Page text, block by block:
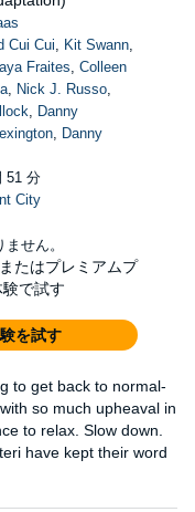
Cui Cui, Kit Swann,
Fraites, Colleen
, Nick J. Russo,
, Danny
, Danny
51 分
City
せん。
たはプレミアムプ
で試す
を試す
to get back to normal-
so much upheaval in
to relax. Slow down.
have kept their word